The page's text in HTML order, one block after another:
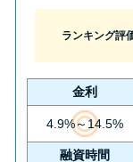
ランキング評
金利
4.9%～14.5%
融資時間